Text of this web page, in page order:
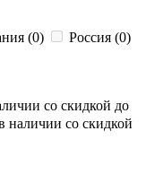
(0) Россия (0)
со скидкой до
наличии со скидкой